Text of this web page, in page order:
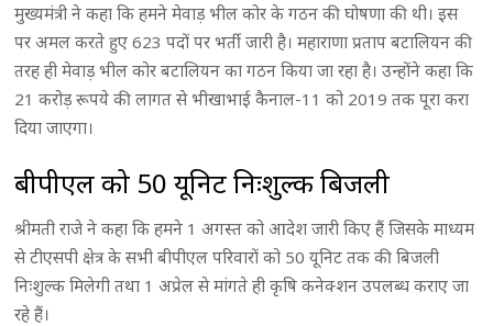
मुख्यमंत्री ने कहा कि हमने मेवाड़ भील कोर के गठन की घोषणा की थी। इस
पर अमल करते हुए 623 पदों पर भर्ती जारी है। महाराणा प्रताप बटालियन की
तरह ही मेवाड़ भील कोर बटालियन का गठन किया जा रहा है। उन्होंने कहा कि
21 करोड़ रूपये की लागत से भीखाभाई कैनाल-11 को 2019 तक पूरा करा
दिया जाएगा।
बीपीएल को 50 यूनिट निःशुल्क बिजली
श्रीमती राजे ने कहा कि हमने 1 अगस्त को आदेश जारी किए हैं जिसके माध्यम
से टीएसपी क्षेत्र के सभी बीपीएल परिवारों को 50 यूनिट तक की बिजली
निःशुल्क मिलेगी तथा 1 अप्रेल से मांगते ही कृषि कनेक्शन उपलब्ध कराए जा
रहे हैं।